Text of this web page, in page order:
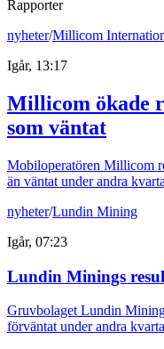
Rapporter
nyheter/Millicom
Igår, 13:17
Millicom ökade
som väntat
Mobiloperatören Millicom
än väntat under andra
nyheter/Lundin Mining
Igår, 07:23
Lundin Minings
Gruvbolaget Lundin
förväntat under andra